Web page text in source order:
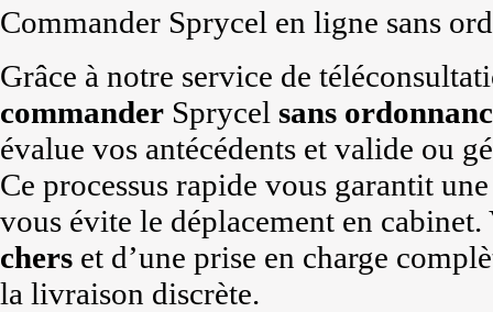
Commander Sprycel en ligne sans
Grâce à notre service de
commander Sprycel sans
évalue vos antécédents et valide ou
Ce processus rapide vous garantit
vous évite le déplacement en
chers et d’une prise en charge
la livraison discrète.